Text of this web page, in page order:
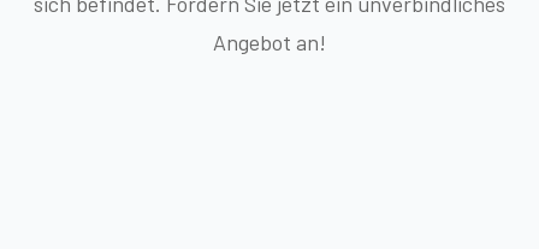
Angebot an!